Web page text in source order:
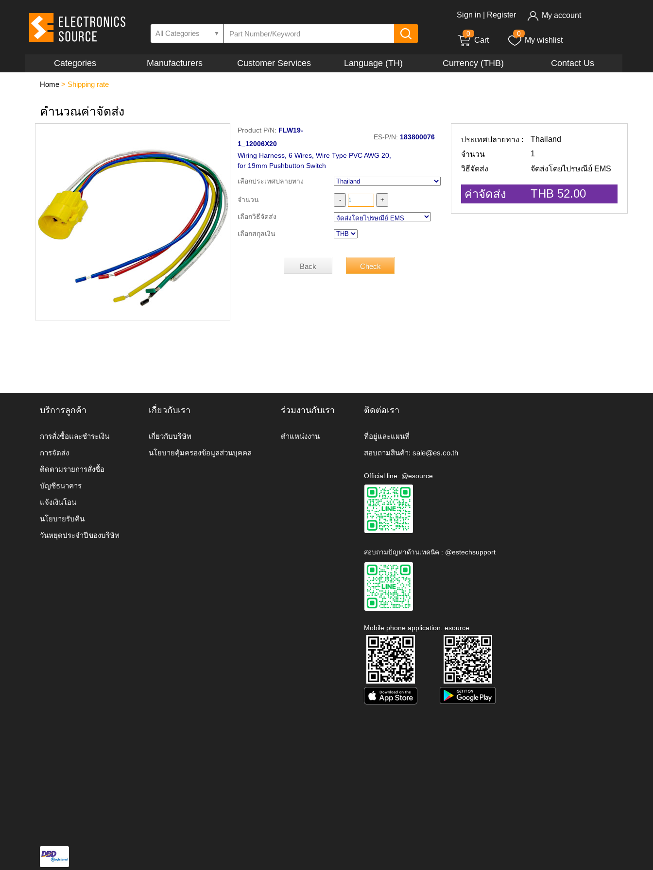
All Categories ▼
Sign in Register My account
0
Cart
0
My wishlist
Categories Manufacturers Customer Services Language (TH) Currency (THB) Contact Us
Home > Shipping rate
คำนวณค่าจัดส่ง
Product P/N: FLW19-
1_12006X20
ES-P/N: 183800076
Wiring Harness, 6 Wires, Wire Type PVC AWG 20,
for 19mm Pushbutton Switch
เลือกประเทศปลายทาง
จำนวน
เลือกวิธีจัดส่ง
เลือกสกุลเงิน
ประเทศปลายทาง :
Thailand
จำนวน
1
วิธีจัดส่ง
จัดส่งโดยไปรษณีย์ EMS
ค่าจัดส่ง THB 52.00
บริการลูกค้า
การสั่งซื้อและชำระเงิน
การจัดส่ง
ติดตามรายการสั่งซื้อ
บัญชีธนาคาร
แจ้งเงินโอน
นโยบายรับคืน
วันหยุดประจำปีของบริษัท
เกี่ยวกับเรา
เกี่ยวกับบริษัท
นโยบายคุ้มครองข้อมูลส่วนบุคคล
ร่วมงานกับเรา
ตำแหน่งงาน
ติดต่อเรา
ที่อยู่และแผนที่
สอบถามสินค้า: sale@es.co.th
Official line: @esource
สอบถามปัญหาด้านเทคนิค : @estechsupport
Mobile phone application: esource